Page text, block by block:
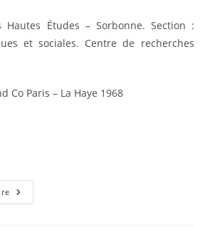
Hautes Études – Sorbonne. Section :
et sociales. Centre de recherches
Co Paris – La Haye 1968
Hérésies
Et